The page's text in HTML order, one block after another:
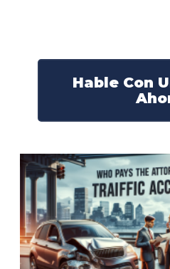
Hable Con